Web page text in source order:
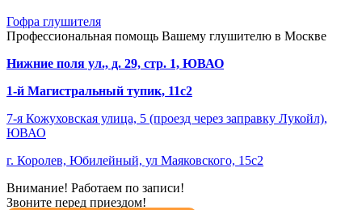
Гофра глушителя
Профессиональная помощь Вашему глушителю в Москве
Нижние поля ул., д. 29, стр. 1, ЮВАО
1-й Магистральный тупик, 11с2
7-я Кожуховская улица, 5 (проезд через заправку Лукойл),
ЮВАО
г. Королев, Юбилейный, ул Маяковского, 15с2
Внимание! Работаем по записи!
Звоните перед приездом!